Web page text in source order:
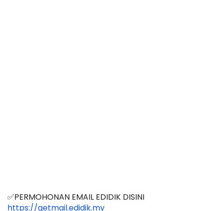
✅PERMOHONAN EMAIL EDIDIK DISINI
https://getmail.edidik.my